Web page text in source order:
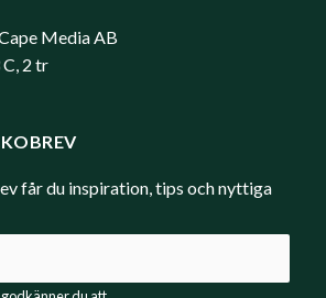
Media AB
2 tr
får du inspiration, tips och nyttiga